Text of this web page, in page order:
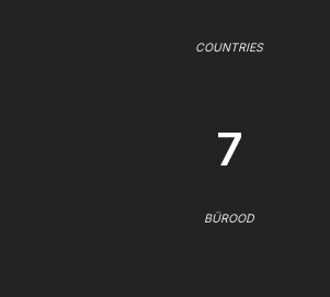
COUNTRIES
7
BÜROOD